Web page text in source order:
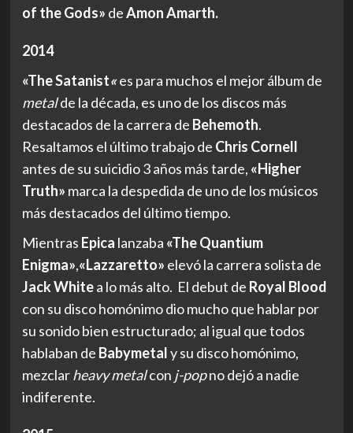
of the Gods» deAmon Amarth.
2014
«The Satanist«es para muchos el mejor álbum de
metalde la década, es uno de los discos más
destacados de la carrera de Behemoth.
Resaltamos el último trabajo de Chris Cornell
antes de su suicidio 3 años más tarde, «Higher
Truth» marca la despedida de uno de los músicos
más destacados del último tiempo.
Mientras Epica lanzaba «The Quantium
Enigma»,«Lazzaretto» elevó la carrera solista de
Jack Whitea lo más alto. El debut de Royal Blood
con su disco homónimo dio mucho que hablar por
su sonido bien estructurado; al igual que todos
hablaban de Babymetaly su disco homónimo,
mezclarheavy metalcon j-popno dejó a nadie
indiferente.